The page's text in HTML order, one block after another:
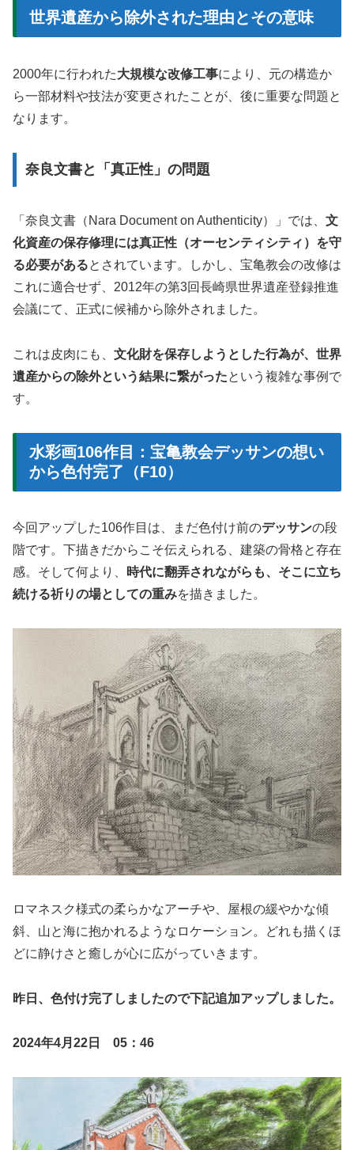
世界遺産から除外された理由とその意味
2000年に行われた大規模な改修工事により、元の構造か
ら一部材料や技法が変更されたことが、後に重要な問題と
なります。
奈良文書と「真正性」の問題
「奈良文書（Nara Document on Authenticity）」では、 文
化資産の保存修理には真正性（オーセンティシティ）を守
る必要があるとされています。しかし、宝亀教会の改修は
これに適合せず、2012年の第3回長崎県世界遺産登録推進
会議にて、正式に候補から除外されました。
これは皮肉にも、 文化財を保存しようとした行為が、世界
遺産からの除外という結果に繋がったという複雑な事例で
す。
水彩画106作目：宝亀教会デッサンの想い
から色付完了（F10）
今回アップした106作目は、まだ色付け前のデッサンの段
階です。下描きだからこそ伝えられる、建築の骨格と存在
感。そして何より、
時代に翻弄されながらも、そこに立ち
続ける祈りの場としての重みを描きました。
ロマネスク様式の柔らかなアーチや、屋根の緩やかな傾
斜、山と海に抱かれるようなロケーション。どれも描くほ
どに静けさと癒しが心に広がっていきます。
昨日、色付け完了しましたので下記追加アップしました。
2024年4月22日 05：46